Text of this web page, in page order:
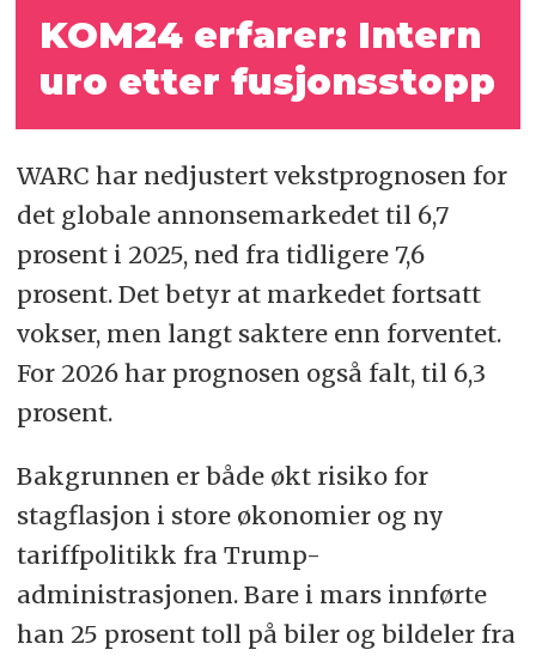
KOM24 erfarer: Intern
uro etter fusjonsstopp
WARC har nedjustert vekstprognosen for
det globale annonsemarkedet til 6,7
prosent i 2025, ned fra tidligere 7,6
prosent. Det betyr at markedet fortsatt
vokser, men langt saktere enn forventet.
For 2026 har prognosen også falt, til 6,3
prosent.
Bakgrunnen er både økt risiko for
stagflasjon i store økonomier og ny
tariffpolitikk fra Trump-
administrasjonen. Bare i mars innførte
han 25 prosent toll på biler og bildeler fra